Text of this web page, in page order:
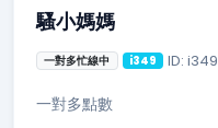
騷小媽媽
一對多忙線中 i349 ID:
一對多點數